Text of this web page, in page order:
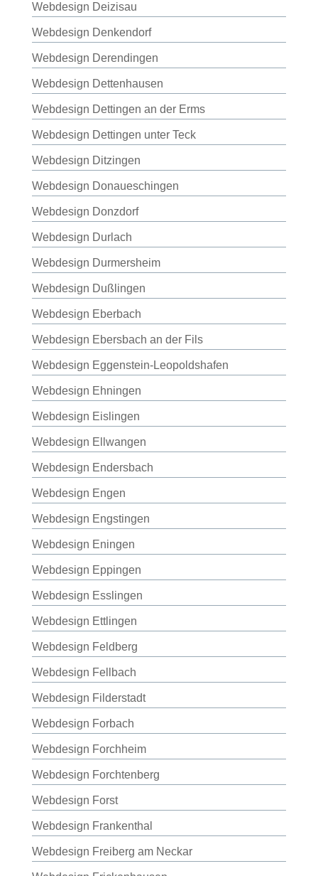
Webdesign Deizisau
Webdesign Denkendorf
Webdesign Derendingen
Webdesign Dettenhausen
Webdesign Dettingen an der Erms
Webdesign Dettingen unter Teck
Webdesign Ditzingen
Webdesign Donaueschingen
Webdesign Donzdorf
Webdesign Durlach
Webdesign Durmersheim
Webdesign Dußlingen
Webdesign Eberbach
Webdesign Ebersbach an der Fils
Webdesign Eggenstein-Leopoldshafen
Webdesign Ehningen
Webdesign Eislingen
Webdesign Ellwangen
Webdesign Endersbach
Webdesign Engen
Webdesign Engstingen
Webdesign Eningen
Webdesign Eppingen
Webdesign Esslingen
Webdesign Ettlingen
Webdesign Feldberg
Webdesign Fellbach
Webdesign Filderstadt
Webdesign Forbach
Webdesign Forchheim
Webdesign Forchtenberg
Webdesign Forst
Webdesign Frankenthal
Webdesign Freiberg am Neckar